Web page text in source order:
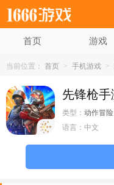
首页 游戏
当前位置： 首页 > 手机游戏 >
先锋枪手
类型： 动作冒险
语言： 中文